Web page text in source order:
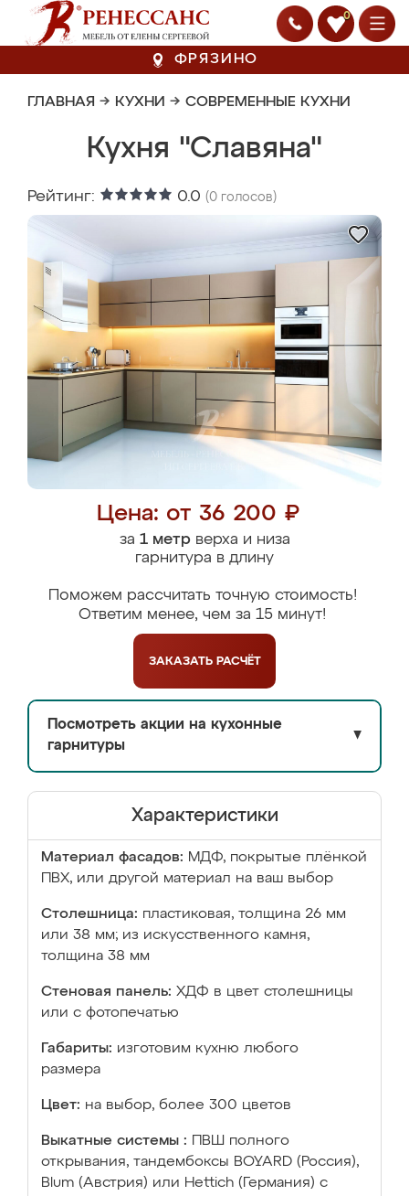
0
ФРЯЗИНО
ГЛАВНАЯ → КУХНИ → СОВРЕМЕННЫЕ КУХНИ
Кухня "Славяна"
Рейтинг: 0.0 (0 голосов)
Цена: от 36 200 ₽
за 1 метрверха и низа
гарнитура в длину
Поможем рассчитать точную стоимость!
Ответим менее, чем за 15 минут!
ЗАКАЗАТЬ РАСЧЁТ
Посмотреть акции на кухонные
гарнитуры
▼
Характеристики
Материал фасадов: МДФ, покрытые плёнкой
ПВХ, или другой материал на ваш выбор
Столешница: пластиковая, толщина 26 мм
или 38 мм; из искусственного камня,
толщина 38 мм
Стеновая панель: ХДФ в цвет столешницы
или с фотопечатью
Габариты: изготовим кухню любого
размера
Цвет: на выбор, более 300 цветов
Выкатные системы :
ПВШ полного
открывания, тандембоксы BOYARD (Россия),
Blum (Австрия) или Hettich (Германия) с